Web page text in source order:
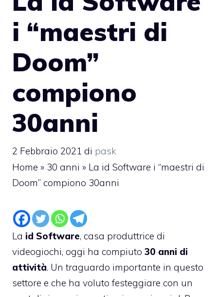
i “maestri di
Doom”
compiono
30anni
2 Febbraio 2021 di pask
Home » 30 anni » La id Software i “maestri di
Doom” compiono 30anni
La id Software, casa produttrice di
videogiochi, oggi ha compiuto 30 anni di
attività. Un traguardo importante in questo
settore e che ha voluto festeggiare con un